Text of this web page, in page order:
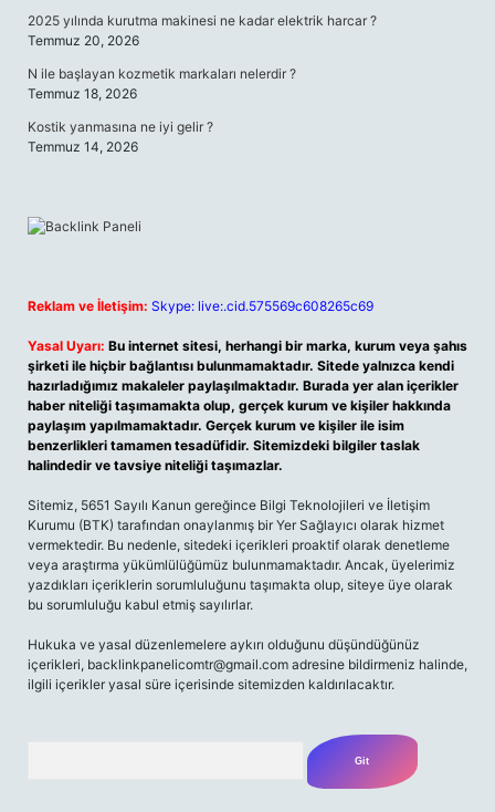
2025 yılında kurutma makinesi ne kadar elektrik harcar ?
Temmuz 20, 2026
N ile başlayan kozmetik markaları nelerdir ?
Temmuz 18, 2026
Kostik yanmasına ne iyi gelir ?
Temmuz 14, 2026
Reklam ve İletişim: Skype: live:.cid.575569c608265c69
Yasal Uyarı: Bu internet sitesi, herhangi bir marka, kurum veya şahıs
şirketi ile hiçbir bağlantısı bulunmamaktadır. Sitede yalnızca kendi
hazırladığımız makaleler paylaşılmaktadır. Burada yer alan içerikler
haber niteliği taşımamakta olup, gerçek kurum ve kişiler hakkında
paylaşım yapılmamaktadır. Gerçek kurum ve kişiler ile isim
benzerlikleri tamamen tesadüfidir. Sitemizdeki bilgiler taslak
halindedir ve tavsiye niteliği taşımazlar.
Sitemiz, 5651 Sayılı Kanun gereğince Bilgi Teknolojileri ve İletişim
Kurumu (BTK) tarafından onaylanmış bir Yer Sağlayıcı olarak hizmet
vermektedir. Bu nedenle, sitedeki içerikleri proaktif olarak denetleme
veya araştırma yükümlülüğümüz bulunmamaktadır. Ancak, üyelerimiz
yazdıkları içeriklerin sorumluluğunu taşımakta olup, siteye üye olarak
bu sorumluluğu kabul etmiş sayılırlar.
Hukuka ve yasal düzenlemelere aykırı olduğunu düşündüğünüz
içerikleri, backlinkpanelicomtr@gmail.com adresine bildirmeniz halinde,
ilgili içerikler yasal süre içerisinde sitemizden kaldırılacaktır.